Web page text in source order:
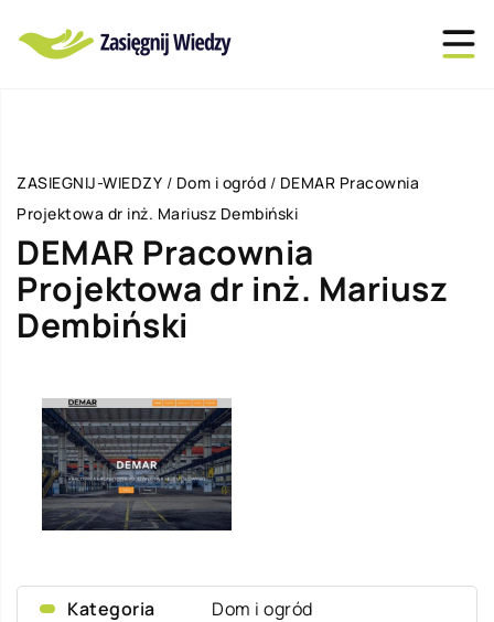
ZASIEGNIJ-WIEDZY / Dom i ogród / DEMAR Pracownia
Projektowa dr inż. Mariusz Dembiński
DEMAR Pracownia
Projektowa dr inż. Mariusz
Dembiński
Kategoria
Dom i ogród